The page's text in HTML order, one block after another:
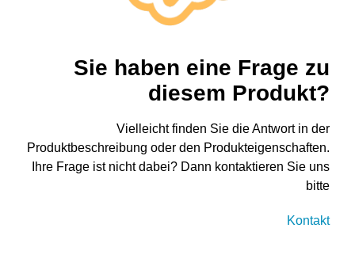
Sie haben eine Frage zu
diesem Produkt?
Vielleicht finden Sie die Antwort in der
Produktbeschreibung oder den Produkteigenschaften.
Ihre Frage ist nicht dabei? Dann kontaktieren Sie uns
bitte
Kontakt